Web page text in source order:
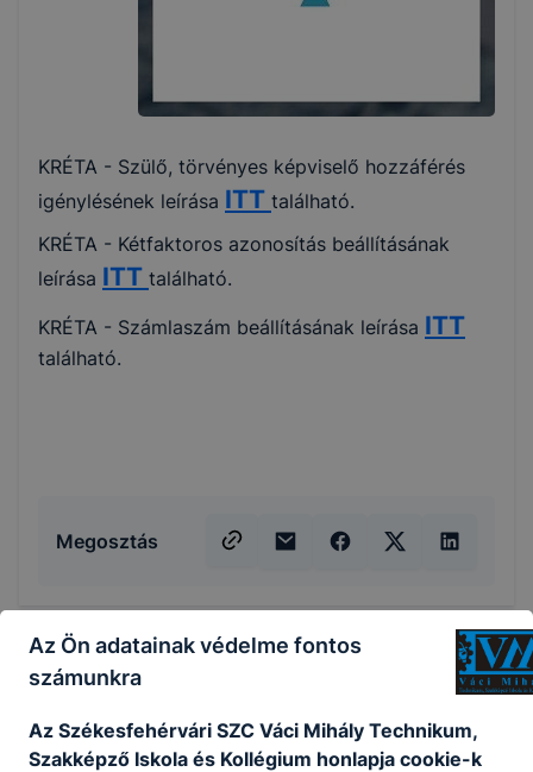
KRÉTA - Szülő, törvényes képviselő hozzáférés
igénylésének leírása ITT található.
KRÉTA - Kétfaktoros azonosítás beállításának
leírása ITT található.
KRÉTA - Számlaszám beállításának leírása ITT
található.
Megosztás
KAPCSOLÓDÓ HÍREK
Az Ön adatainak védelme fontos
számunkra
Az Székesfehérvári SZC Váci Mihály Technikum,
Szakképző Iskola és Kollégium honlapja cookie-k